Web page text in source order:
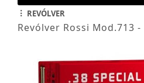
REVÓLVER
Revólver Rossi Mod.713